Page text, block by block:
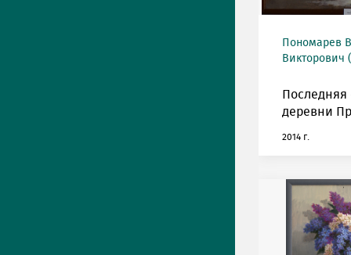
Пономарев
Викторович
Последняя
деревни
2014 г.